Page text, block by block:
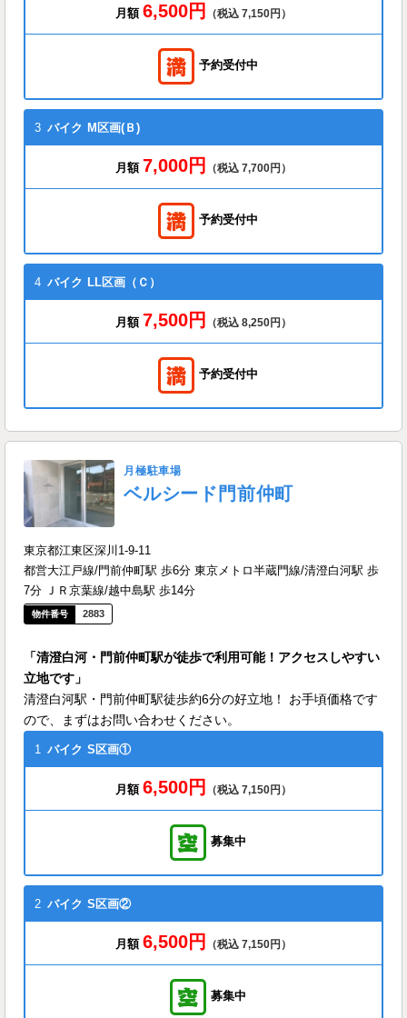
月額 6,500円 （税込 7,150円）
予約受付中
3 バイク M区画(Ｂ)
月額 7,000円 （税込 7,700円）
予約受付中
4 バイク LL区画（Ｃ）
月額 7,500円 （税込 8,250円）
予約受付中
月極駐車場
ベルシード門前仲町
東京都江東区深川1-9-11
都営大江戸線/門前仲町駅 歩6分 東京メトロ半蔵門線/清澄白河駅 歩
7分 ＪＲ京葉線/越中島駅 歩14分
2883
「清澄白河・門前仲町駅が徒歩で利用可能！アクセスしやすい
立地です」
清澄白河駅・門前仲町駅徒歩約6分の好立地！ お手頃価格です
ので、まずはお問い合わせください。
1 バイク S区画①
月額 6,500円 （税込 7,150円）
募集中
2 バイク S区画②
月額 6,500円 （税込 7,150円）
募集中